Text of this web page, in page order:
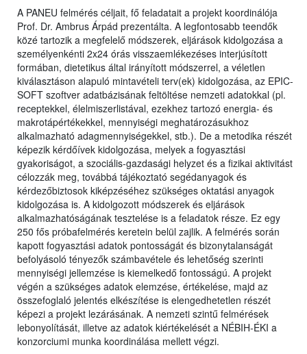
A PANEU felmérés céljait, fő feladatait a projekt koordinálója
Prof. Dr. Ambrus Árpád prezentálta. A legfontosabb teendők
közé tartozik a megfelelő módszerek, eljárások kidolgozása a
személyenkénti 2x24 órás visszaemlékezéses interjúsított
formában, dietetikus által irányított módszerrel, a véletlen
kiválasztáson alapuló mintavételi terv(ek) kidolgozása, az EPIC-
SOFT szoftver adatbázisának feltöltése nemzeti adatokkal (pl.
receptekkel, élelmiszerlistával, ezekhez tartozó energia- és
makrotápértékekkel, mennyiségi meghatározásukhoz
alkalmazható adagmennyiségekkel, stb.). De a metodika részét
képezik kérdőívek kidolgozása, melyek a fogyasztási
gyakoriságot, a szociális-gazdasági helyzet és a fizikai aktivitást
célozzák meg, továbbá tájékoztató segédanyagok és
kérdezőbiztosok kiképzéséhez szükséges oktatási anyagok
kidolgozása is. A kidolgozott módszerek és eljárások
alkalmazhatóságának tesztelése is a feladatok része. Ez egy
250 fős próbafelmérés keretein belül zajlik. A felmérés során
kapott fogyasztási adatok pontosságát és bizonytalanságát
befolyásoló tényezők számbavétele és lehetőség szerinti
mennyiségi jellemzése is kiemelkedő fontosságú. A projekt
végén a szükséges adatok elemzése, értékelése, majd az
összefoglaló jelentés elkészítése is elengedhetetlen részét
képezi a projekt lezárásának. A nemzeti szintű felmérések
lebonyolítását, illetve az adatok kiértékelését a NÉBIH-ÉKI a
konzorciumi munka koordinálása mellett végzi.